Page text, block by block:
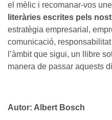
el mèlic i recomanar-vos
literàries escrites pels
estratègia empresarial,
comunicació,
l’àmbit que sigui, un llibre
manera de passar aquests
Autor: Albert Bosch